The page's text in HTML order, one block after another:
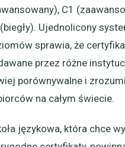
C1
Ujednolicony
sprawia, że
przez różne
porównywalne i
na całym świecie.
językowa, która chce